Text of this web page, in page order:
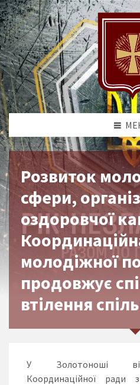
Розвиток
сфери,
оздоровчої
молодіжної
продовжує
втілення
У Золотоноші
Координаційної ради